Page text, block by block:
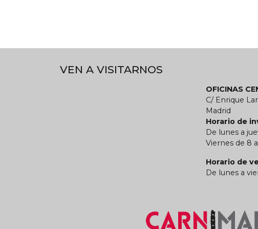
VEN A VISITARNOS
OFICINAS
C/ Enrique
Madrid
Horario de
De lunes a
Viernes de 8
Horario de
De lunes a